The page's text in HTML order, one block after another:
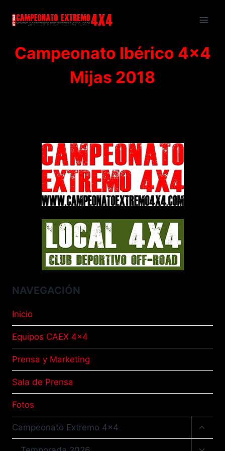
Campeonato Ibérico 4×4
Mijas 2018
NAVEGACIÓN
Inicio
Equipos CAEX 4×4
Prensa y Marketing
Sala de Prensa
Fotos
Campeonato Extremo 4×4
menú
hijo